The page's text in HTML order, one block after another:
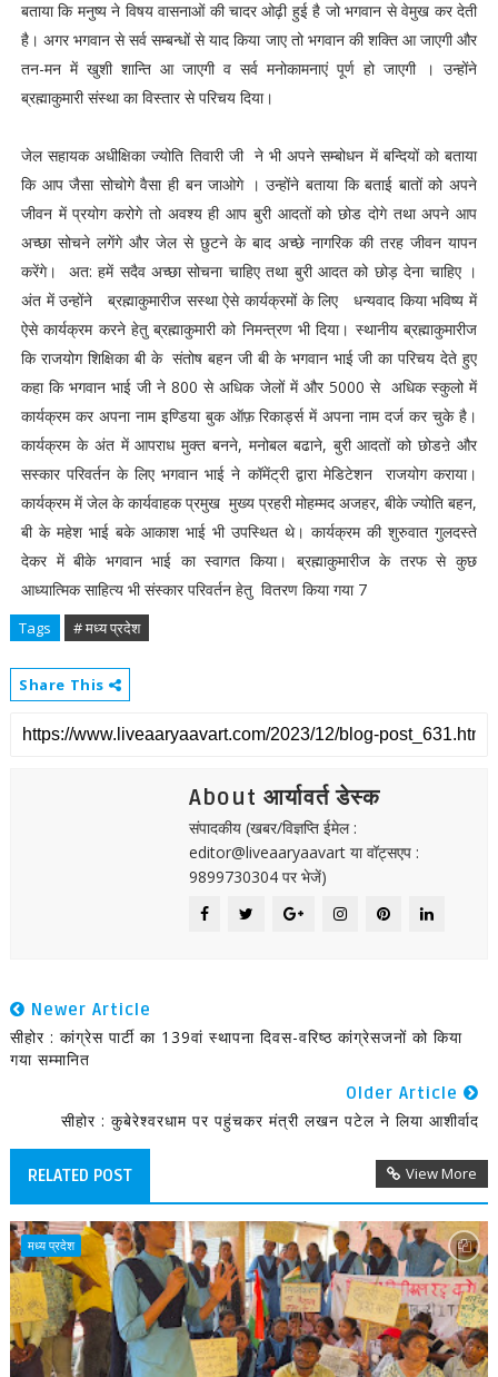
बताया कि मनुष्य ने विषय वासनाओं की चादर ओढ़ी हुई है जो भगवान से वेमुख कर देती
है। अगर भगवान से सर्व सम्बन्धों से याद किया जाए तो भगवान की शक्ति आ जाएगी और
तन-मन में खुशी शान्ति आ जाएगी व सर्व मनोकामनाएं पूर्ण हो जाएगी । उन्होंने
ब्रह्माकुमारी संस्था का विस्तार से परिचय दिया।
जेल सहायक अधीक्षिका ज्योति तिवारी जी ने भी अपने सम्बोधन में बन्दियों को बताया
कि आप जैसा सोचोगे वैसा ही बन जाओगे । उन्होंने बताया कि बताई बातों को अपने
जीवन में प्रयोग करोगे तो अवश्य ही आप बुरी आदतों को छोड दोगे तथा अपने आप
अच्छा सोचने लगेंगे और जेल से छुटने के बाद अच्छे नागरिक की तरह जीवन यापन
करेंगे। अत: हमें सदैव अच्छा सोचना चाहिए तथा बुरी आदत को छोड़ देना चाहिए ।
अंत में उन्होंने ब्रह्माकुमारीज सस्था ऐसे कार्यक्रमों के लिए धन्यवाद किया भविष्य में
ऐसे कार्यक्रम करने हेतु ब्रह्माकुमारी को निमन्त्रण भी दिया। स्थानीय ब्रह्माकुमारीज
कि राजयोग शिक्षिका बी के संतोष बहन जी बी के भगवान भाई जी का परिचय देते हुए
कहा कि भगवान भाई जी ने 800 से अधिक जेलों में और 5000 से अधिक स्कुलो में
कार्यक्रम कर अपना नाम इण्डिया बुक ऑफ़ रिकार्ड्स में अपना नाम दर्ज कर चुके है।
कार्यक्रम के अंत में आपराध मुक्त बनने, मनोबल बढाने, बुरी आदतों को छोडऩे और
सस्कार परिवर्तन के लिए भगवान भाई ने कॉमेंट्री द्वारा मेडिटेशन राजयोग कराया।
कार्यक्रम में जेल के कार्यवाहक प्रमुख मुख्य प्रहरी मोहम्मद अजहर, बीके ज्योति बहन,
बी के महेश भाई बके आकाश भाई भी उपस्थित थे। कार्यक्रम की शुरुवात गुलदस्ते
देकर में बीके भगवान भाई का स्वागत किया। ब्रह्माकुमारीज के तरफ से कुछ
आध्यात्मिक साहित्य भी संस्कार परिवर्तन हेतु वितरण किया गया 7
Tags # मध्य प्रदेश
Share This
About आर्यावर्त डेस्क
संपादकीय (खबर/विज्ञप्ति ईमेल :
editor@liveaaryaavart या वॉट्सएप :
9899730304 पर भेजें)
Newer Article
सीहोर : कांग्रेस पार्टी का 139वां स्थापना दिवस-वरिष्ठ कांग्रेसजनों को किया
गया सम्मानित
Older Article
सीहोर : कुबेरेश्वरधाम पर पहुंचकर मंत्री लखन पटेल ने लिया आशीर्वाद
RELATED POST View More
मध्य प्रदेश